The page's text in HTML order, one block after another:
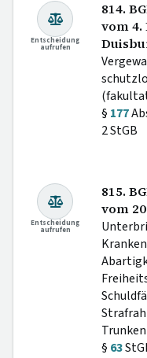
Entscheidung
aufrufen
814.
vom 4.
§ 177
2 StGB
Entscheidung
aufrufen
815.
vom
§ 63